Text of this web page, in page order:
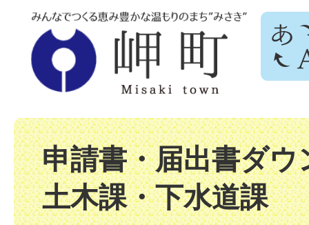
申請書・届出書ダウ
土木課・下水道課